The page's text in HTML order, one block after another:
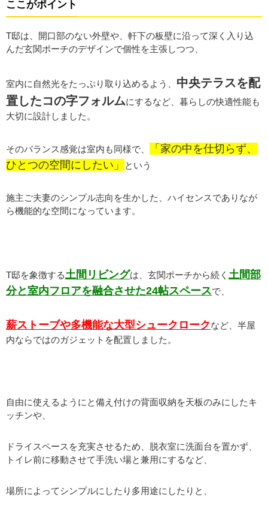
ここがポイント
T邸は、開口部のない外壁や、軒下の板壁に沿って深く入り込
んだ玄関ポーチのデザインで個性を主張しつつ、
室内に自然光をたっぷり取り込めるよう、 中央テラスを配
置したコの字フォルムにするなど、暮らしの快適性能も
大切に設計しました。
そのバランス感覚は室内も同様で、
「家の中を仕切らず、
ひとつの空間にしたい」
という
施主ご夫妻のシンプル志向を生かした、ハイセンスでありなが
ら機能的な空間になっています。
T邸を象徴する土間リビングは、玄関ポーチから続く 土間部
分と室内フロアを融合させた24帖スペースで、
薪ストーブや多機能な大型シュークロークなど、半屋
内ならではのガジェットを配置しました。
自由に使えるようにと備え付けの背面収納を天板のみにしたキ
ッチンや、
ドライスペースを充実させるため、脱衣室に洗面台を置かず、
トイレ前に移動させて手洗い場と兼用にするなど、
場所によってシンプルにしたり多用途にしたりと、